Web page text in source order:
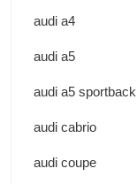
audi a4
audi a5
audi a5 sportback
audi cabrio
audi coupe